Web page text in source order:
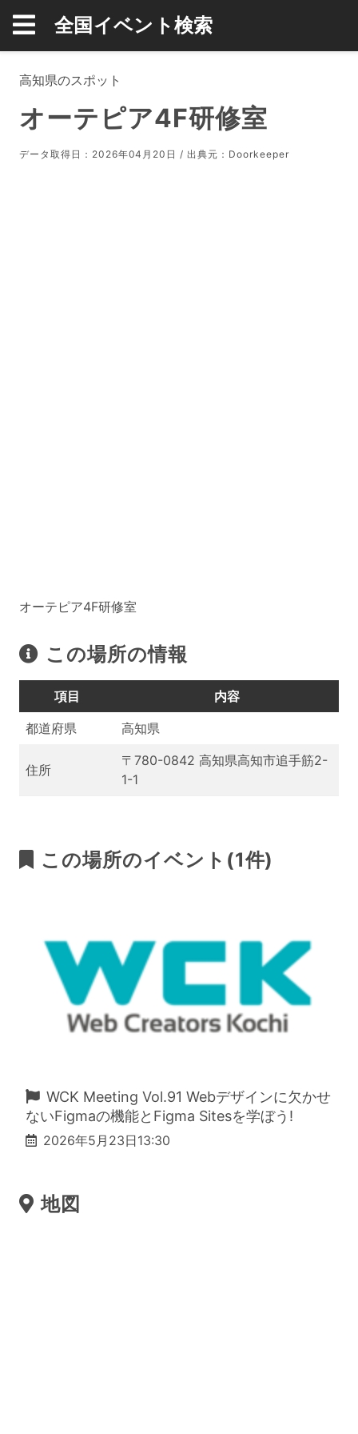
全国イベント検索
高知県のスポット
オーテピア4F研修室
データ取得日：2026年04月20日 / 出典元： Doorkeeper
オーテピア4F研修室
この場所の情報
項目
内容
都道府県
高知県
住所
〒780-0842 高知県高知市追手筋2-
1-1
この場所のイベント(1件)
WCK Meeting Vol.91 Webデザインに欠かせ
ないFigmaの機能とFigma Sitesを学ぼう!
2026年5月23日13:30
地図